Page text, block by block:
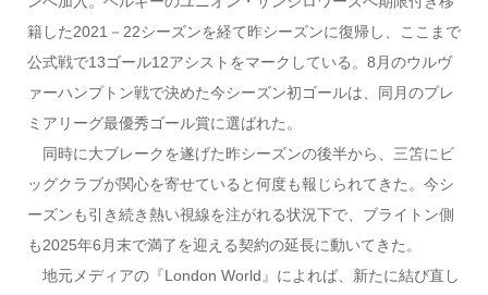
籍した2021－22シーズンを経て昨シーズンに復帰し、ここまで
公式戦で13ゴール12アシストをマークしている。8月のウルヴ
ァーハンプトン戦で決めた今シーズン初ゴールは、同月のプレ
ミアリーグ最優秀ゴール賞に選ばれた。
同時に大ブレークを遂げた昨シーズンの後半から、三笘にビ
ッグクラブが関心を寄せていると何度も報じられてきた。今シ
ーズンも引き続き熱い視線を注がれる状況下で、ブライトン側
も2025年6月末で満了を迎える契約の延長に動いてきた。
地元メディアの『London World』によれば、新たに結び直し